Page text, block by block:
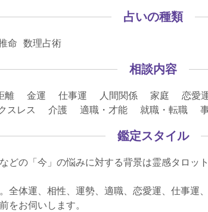
占いの種類
命 数理占術
相談内容
金運 仕事運 人間関係 家庭 恋愛
レス 介護 適職・才能 就職・転職 事
鑑定スタイル
どの「今」の悩みに対する背景は霊感タロ
全体運、相性、運勢、適職、恋愛運、仕事
をお伺いします。